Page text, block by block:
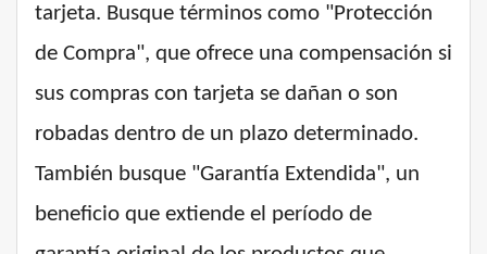
tarjeta. Busque términos como "Protección
de Compra", que ofrece una compensación si
sus compras con tarjeta se dañan o son
robadas dentro de un plazo determinado.
También busque "Garantía Extendida", un
beneficio que extiende el período de